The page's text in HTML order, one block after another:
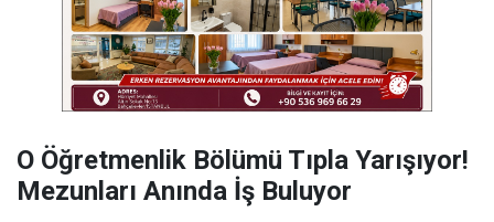
O Öğretmenlik Bölümü Tıpla Yarışıyor!
Mezunları Anında İş Buluyor